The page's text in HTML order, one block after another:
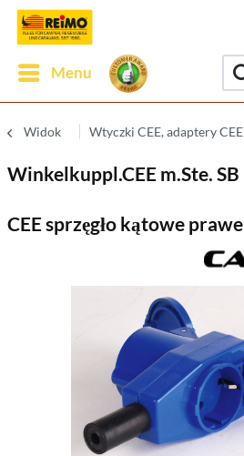
Menu
Widok Wtyczki CEE, adaptery CEE
Winkelkuppl.CEE m.Ste. SB
CEE sprzęgło kątowe prawe